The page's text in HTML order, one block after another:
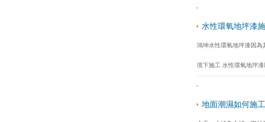
水性環氧地坪漆
鴻坤水性環氧地坪漆因為
境下施工 水性環氧地坪漆
地面潮濕如何施